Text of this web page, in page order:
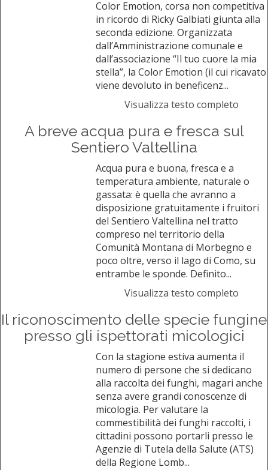
Color Emotion, corsa non competitiva
in ricordo di Ricky Galbiati giunta alla
seconda edizione. Organizzata
dall’Amministrazione comunale e
dall’associazione “Il tuo cuore la mia
stella”, la Color Emotion (il cui ricavato
viene devoluto in beneficenz...
Visualizza testo completo
A breve acqua pura e fresca sul
Sentiero Valtellina
Acqua pura e buona, fresca e a
temperatura ambiente, naturale o
gassata: è quella che avranno a
disposizione gratuitamente i fruitori
del Sentiero Valtellina nel tratto
compreso nel territorio della
Comunità Montana di Morbegno e
poco oltre, verso il lago di Como, su
entrambe le sponde. Definito...
Visualizza testo completo
Il riconoscimento delle specie fungine
presso gli ispettorati micologici
Con la stagione estiva aumenta il
numero di persone che si dedicano
alla raccolta dei funghi, magari anche
senza avere grandi conoscenze di
micologia. Per valutare la
commestibilità dei funghi raccolti, i
cittadini possono portarli presso le
Agenzie di Tutela della Salute (ATS)
della Regione Lomb...